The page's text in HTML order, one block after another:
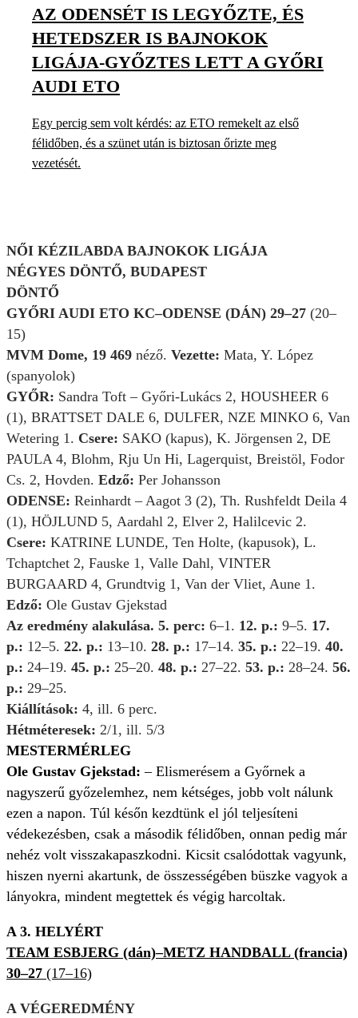
AZ ODENSÉT IS LEGYŐZTE, ÉS
HETEDSZER IS BAJNOKOK
LIGÁJA-GYŐZTES LETT A GYŐRI
AUDI ETO
Egy percig sem volt kérdés: az ETO remekelt az első
félidőben, és a szünet után is biztosan őrizte meg
vezetését.
NŐI KÉZILABDA BAJNOKOK LIGÁJA
NÉGYES DÖNTŐ, BUDAPEST
DÖNTŐ
GYŐRI AUDI ETO KC–ODENSE (DÁN) 29–27 (20–
15)
MVM Dome, 19 469 néző. Vezette: Mata, Y. López
(spanyolok)
GYŐR: Sandra Toft – Győri-Lukács 2, HOUSHEER 6
(1), BRATTSET DALE 6, DULFER, NZE MINKO 6, Van
Wetering 1. Csere: SAKO (kapus), K. Jörgensen 2, DE
PAULA 4, Blohm, Rju Un Hi, Lagerquist, Breistöl, Fodor
Cs. 2, Hovden. Edző: Per Johansson
ODENSE: Reinhardt – Aagot 3 (2), Th. Rushfeldt Deila 4
(1), HÖJLUND 5, Aardahl 2, Elver 2, Halilcevic 2.
Csere: KATRINE LUNDE, Ten Holte, (kapusok), L.
Tchaptchet 2, Fauske 1, Valle Dahl, VINTER
BURGAARD 4, Grundtvig 1, Van der Vliet, Aune 1.
Edző: Ole Gustav Gjekstad
Az eredmény alakulása. 5. perc: 6–1. 12. p.: 9–5. 17.
p.: 12–5. 22. p.: 13–10. 28. p.: 17–14. 35. p.: 22–19. 40.
p.: 24–19. 45. p.: 25–20. 48. p.: 27–22. 53. p.: 28–24. 56.
p.: 29–25.
Kiállítások: 4, ill. 6 perc.
Hétméteresek: 2/1, ill. 5/3
MESTERMÉRLEG
Ole Gustav Gjekstad: – Elismerésem a Győrnek a
nagyszerű győzelemhez, nem kétséges, jobb volt nálunk
ezen a napon. Túl későn kezdtünk el jól teljesíteni
védekezésben, csak a második félidőben, onnan pedig már
nehéz volt visszakapaszkodni. Kicsit csalódottak vagyunk,
hiszen nyerni akartunk, de összességében büszke vagyok a
lányokra, mindent megtettek és végig harcoltak.
A 3. HELYÉRT
TEAM ESBJERG (dán)–METZ HANDBALL (francia)
30–27 (17–16)
A VÉGEREDMÉNY